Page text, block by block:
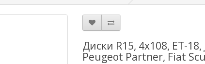
Диски R15, 4x108, ET-18,
Peugeot Partner, Fiat